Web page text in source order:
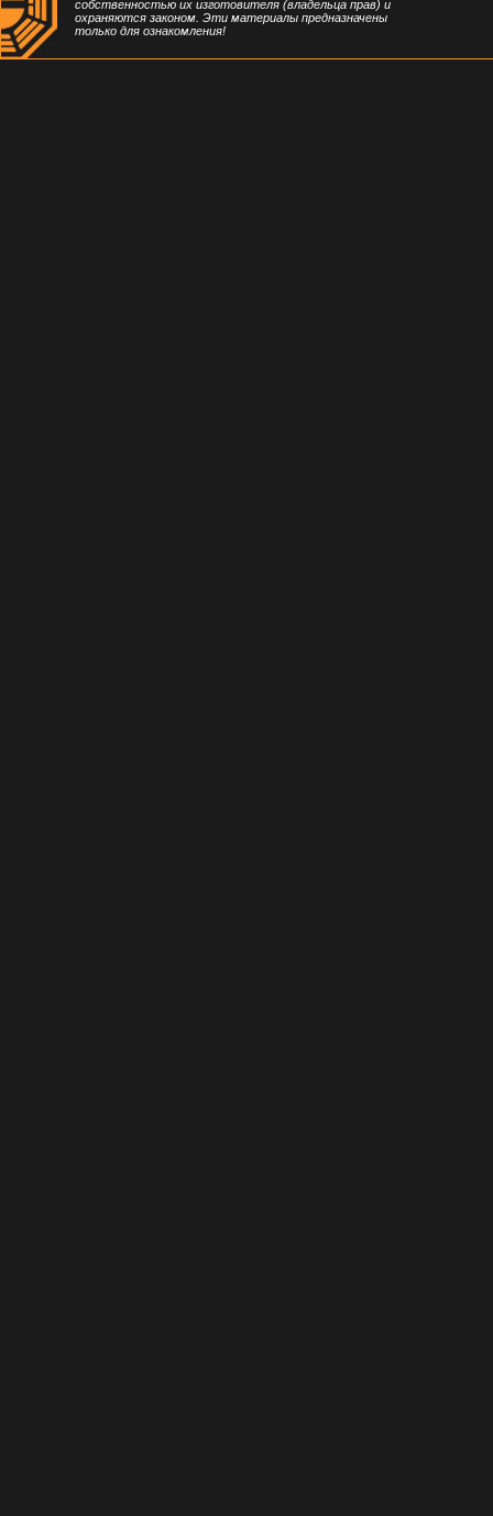
собственностью их изготовителя (владельца прав) и
охраняются законом. Эти материалы предназначены
только для ознакомления!